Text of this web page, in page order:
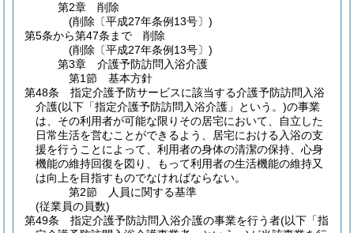
第2章
削除
(削除〔平成27年条例13号〕)
第5条から第47条まで
削除
(削除〔平成27年条例13号〕)
第3章
介護予防訪問入浴介護
第1節
基本方針
第48条
指定介護予防サービスに該当する介護予防訪問入浴
介護(以下「指定介護予防訪問入浴介護」という。)の事業
は、その利用者が可能な限りその居宅において、自立した
日常生活を営むことができるよう、居宅における入浴の支
援を行うことによって、利用者の身体の清潔の保持、心身
機能の維持回復を図り、もって利用者の生活機能の維持又
は向上を目指すものでなければならない。
第2節
人員に関する基準
(従業員の員数)
第49条
指定介護予防訪問入浴介護の事業を行う者(以下「指